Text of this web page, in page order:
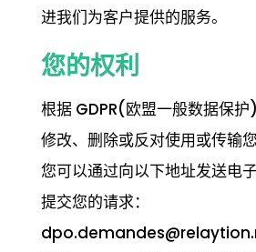
进我们为客户提供的服务。
您的权利
根据 GDPR(欧盟一般数据保护
修改、删除或反对使用或传输
您可以通过向以下地址发送电
提交您的请求：